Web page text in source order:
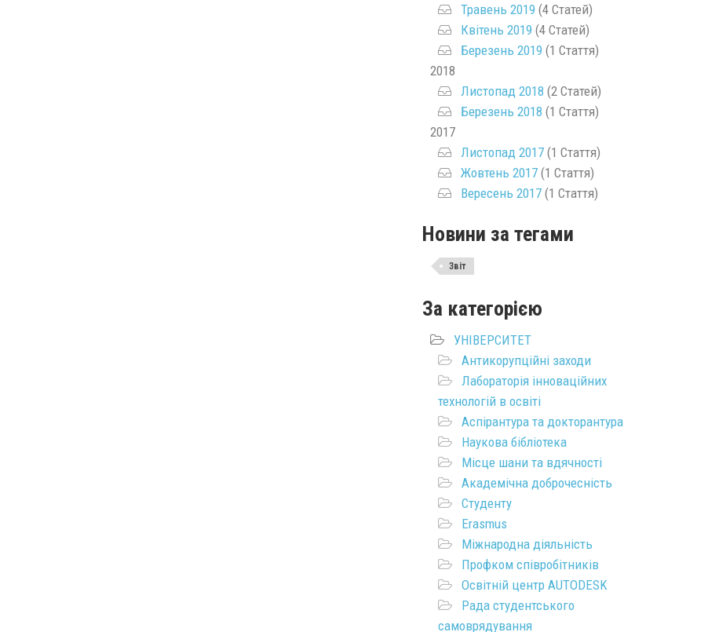
Травень 2019 (4 Статей)
Квітень 2019 (4 Статей)
Березень 2019 (1 Стаття)
2018
Листопад 2018 (2 Статей)
Березень 2018 (1 Стаття)
2017
Листопад 2017(1 Стаття)
Жовтень 2017(1 Стаття)
Вересень 2017(1 Стаття)
Новини за тегами
Звіт
За категорією
УНІВЕРСИТЕТ
Антикорупційні заходи
Лабораторія інноваційних
технологій в освіті
Аспірантура та докторантура
Наукова бібліотека
Місце шани та вдячності
Академічна доброчесність
Студенту
Erasmus
Міжнародна діяльність
Профком співробітників
Освітній центр AUTODESK
Рада студентського
самоврядування